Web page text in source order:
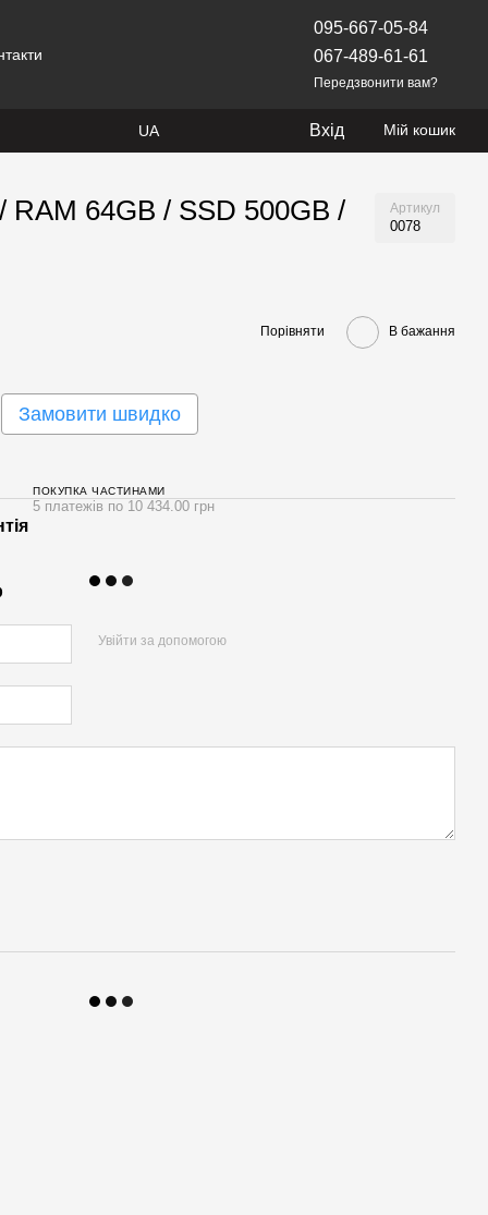
095-667-05-84
067-489-61-61
Передзвонити вам?
UA Вхід Мій кошик
RAM 64GB / SSD 500GB /
Артикул
0078
Порівняти В бажання
Замовити швидко
ПОКУПКА ЧАСТИНАМИ
5 платежів по 10 434.00 грн
Увійти за допомогою